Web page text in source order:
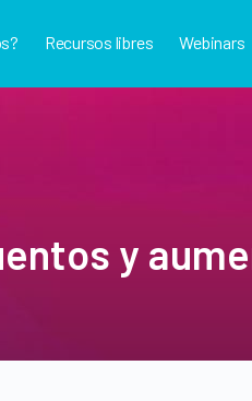
Recursos libres Webinars
y